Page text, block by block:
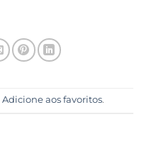
Adicione aos favoritos.